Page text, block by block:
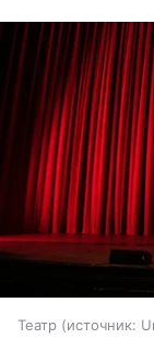
Театр источник: